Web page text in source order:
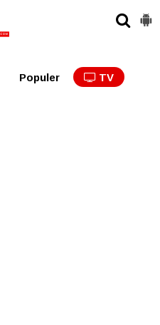
Populer TV